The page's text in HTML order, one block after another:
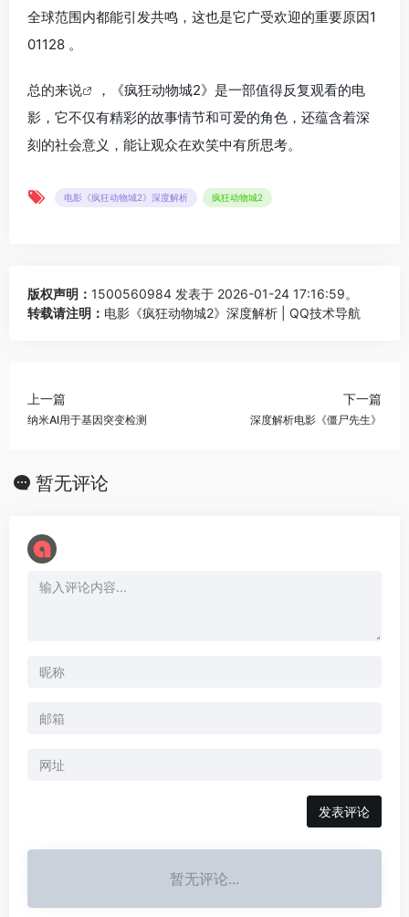
全球范围内都能引发共鸣，这也是它广受欢迎的重要原因1
01128 。
总的来说
，《疯狂动物城2》是一部值得反复观看的电
影，它不仅有精彩的故事情节和可爱的角色，还蕴含着深
刻的社会意义，能让观众在欢笑中有所思考。
电影《疯狂动物城2》深度解析 疯狂动物城2
版权声明： 1500560984 发表于 2026-01-24 17:16:59。
转载请注明： 电影《疯狂动物城2》深度解析 | QQ技术导航
上一篇
纳米AI用于基因突变检测
下一篇
深度解析电影《僵尸先生》
暂无评论
暂无评论...